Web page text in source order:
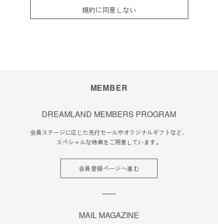
本規約の変更にご注意下さい
1. 当社は、会員の了承を得ることなく本規約を随時変更する
通知したものとみなします。
当サイトにおいてのご購入には会員登録が必要になります。
びパスワードが必要になります。
規約に同意しない
MEMBER
DREAMLAND MEMBERS PROGRAM
会員ステージに応じた先行セールやオリジナルギフトなど、
スペシャルな特典をご用意しています。
会員登録ページへ進む
MAIL MAGAZINE